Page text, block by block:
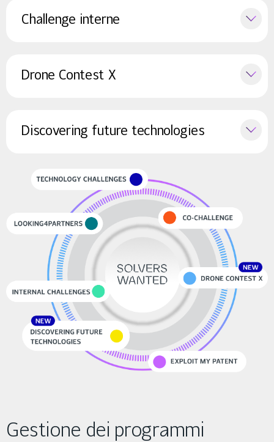
Challenge interne
Drone Contest X
Discovering future technologies
Gestione dei programmi